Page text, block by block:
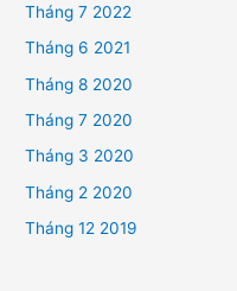
Tháng 7 2022
Tháng 6 2021
Tháng 8 2020
Tháng 7 2020
Tháng 3 2020
Tháng 2 2020
Tháng 12 2019